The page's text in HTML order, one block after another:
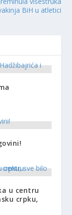
BiH u atletici
u centru
crpku,